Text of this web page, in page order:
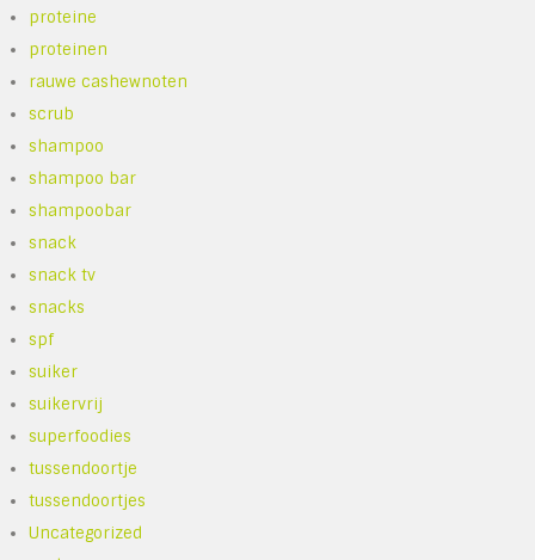
proteine
proteinen
rauwe cashewnoten
scrub
shampoo
shampoo bar
shampoobar
snack
snack tv
snacks
spf
suiker
suikervrij
superfoodies
tussendoortje
tussendoortjes
Uncategorized